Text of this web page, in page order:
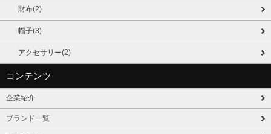
財布(2)
帽子(3)
アクセサリー(2)
コンテンツ
企業紹介
ブランド一覧